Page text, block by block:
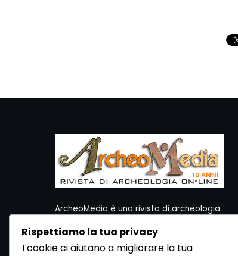
ArcheoMedia è una rivista di archeologia
Per contattare la Redazione potete utilizzare i
seguenti recapiti:
Rispettiamo la tua privacy
I cookie ci aiutano a migliorare la tua